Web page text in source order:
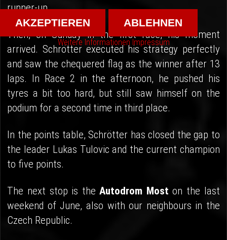
runner-up.
Then, on Sunday in the first race, his moment
arrived. Schrötter executed his strategy perfectly
and saw the chequered flag as the winner after 13
laps. In Race 2 in the afternoon, he pushed his
tyres a bit too hard, but still saw himself on the
podium for a second time in third place.
In the points table, Schrötter has closed the gap to
the leader Lukas Tulovic and the current champion
to five points.
The next stop is theAutodrom Most on the last
weekend of June, also with our neighbours in the
Czech Republic.
AKZEPTIEREN ABLEHNEN
Weitere Informationen Impressum